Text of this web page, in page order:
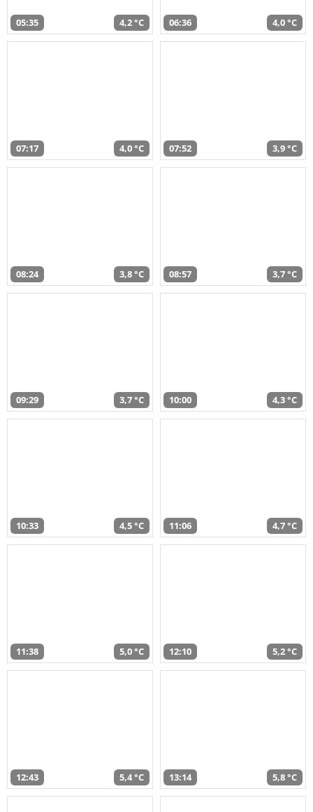
05:35 4,2 °C 06:36 4,0 °C
07:17 4,0 °C 07:52 3,9 °C
08:24 3,8 °C 08:57 3,7 °C
09:29 3,7 °C 10:00 4,3 °C
10:33 4,5 °C 11:06 4,7 °C
11:38 5,0 °C 12:10 5,2 °C
12:43 5,4 °C 13:14 5,8 °C